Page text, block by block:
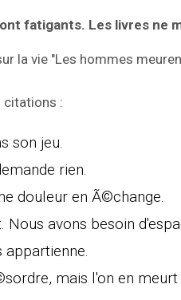
fatigants. Les livres ne
la vie "Les hommes
citations :
son jeu.
rien.
douleur en Ã©change.
avons besoin
appartienne.
mais l'on en meurt